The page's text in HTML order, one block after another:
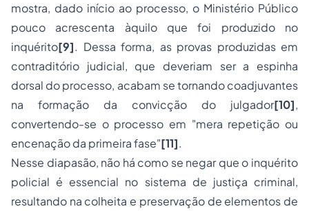
mostra, dado início ao processo, o Ministério Público
pouco acrescenta àquilo que foi produzido no
inquérito[9]. Dessa forma, as provas produzidas em
contraditório judicial, que deveriam ser a espinha
dorsal do processo, acabam se tornando coadjuvantes
na formação da convicção do julgador[10],
convertendo-se o processo em "mera repetição ou
encenação da primeira fase"[11].
Nesse diapasão, não há como se negar que o inquérito
policial é essencial no sistema de justiça criminal,
resultando na colheita e preservação de elementos de